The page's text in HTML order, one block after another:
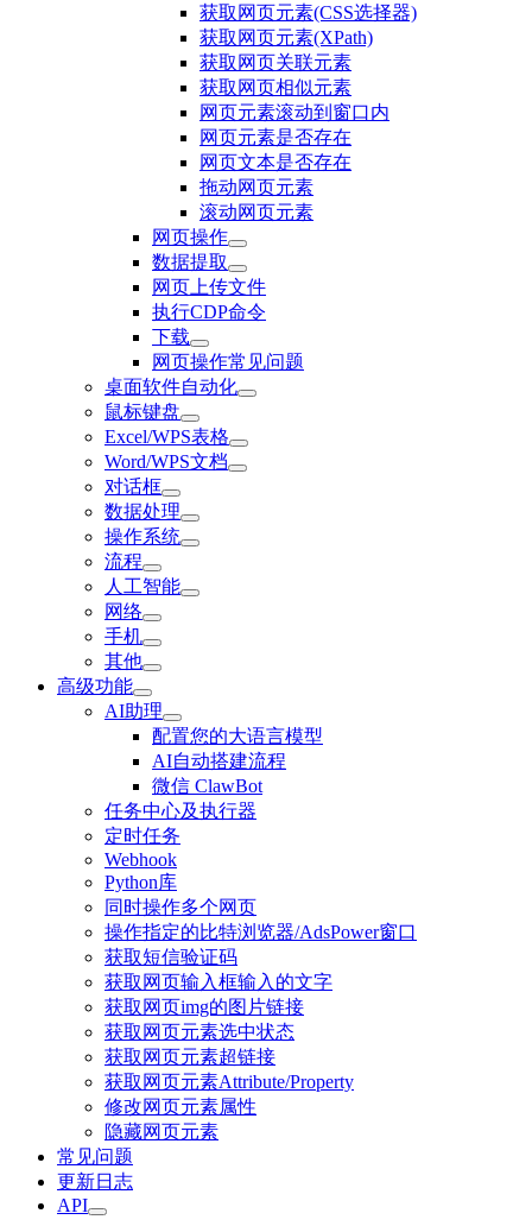
获取网页元素(CSS选择器)
获取网页元素(XPath)
获取网页关联元素
获取网页相似元素
网页元素滚动到窗口内
网页元素是否存在
网页文本是否存在
拖动网页元素
滚动网页元素
网页操作
数据提取
网页上传文件
执行CDP命令
下载
网页操作常见问题
桌面软件自动化
鼠标键盘
Excel/WPS表格
Word/WPS文档
对话框
数据处理
操作系统
流程
人工智能
网络
手机
其他
高级功能
AI助理
配置您的大语言模型
AI自动搭建流程
微信 ClawBot
任务中心及执行器
定时任务
Webhook
Python库
同时操作多个网页
操作指定的比特浏览器/AdsPower窗口
获取短信验证码
获取网页输入框输入的文字
获取网页img的图片链接
获取网页元素选中状态
获取网页元素超链接
获取网页元素Attribute/Property
修改网页元素属性
隐藏网页元素
常见问题
更新日志
API